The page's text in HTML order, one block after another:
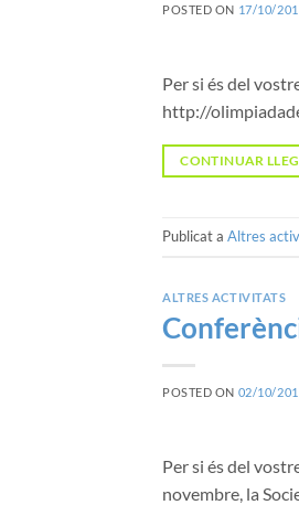
POSTED ON 17/10/
Per si és del
http://
CONTINUAR
Publicat a Altres
ALTRES ACTIVITATS
POSTED ON 02/10/
Per si és del
novembre, la